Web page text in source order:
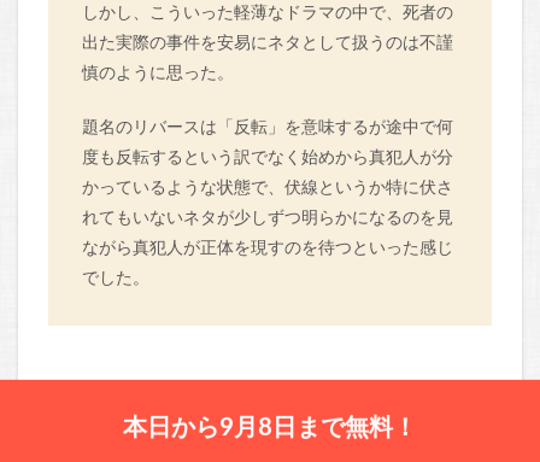
しかし、こういった軽薄なドラマの中で、死者の
出た実際の事件を安易にネタとして扱うのは不謹
慎のように思った。
題名のリバースは「反転」を意味するが途中で何
度も反転するという訳でなく始めから真犯人が分
かっているような状態で、伏線というか特に伏さ
れてもいないネタが少しずつ明らかになるのを見
ながら真犯人が正体を現すのを待つといった感じ
でした。
本日から9月8日まで無料！